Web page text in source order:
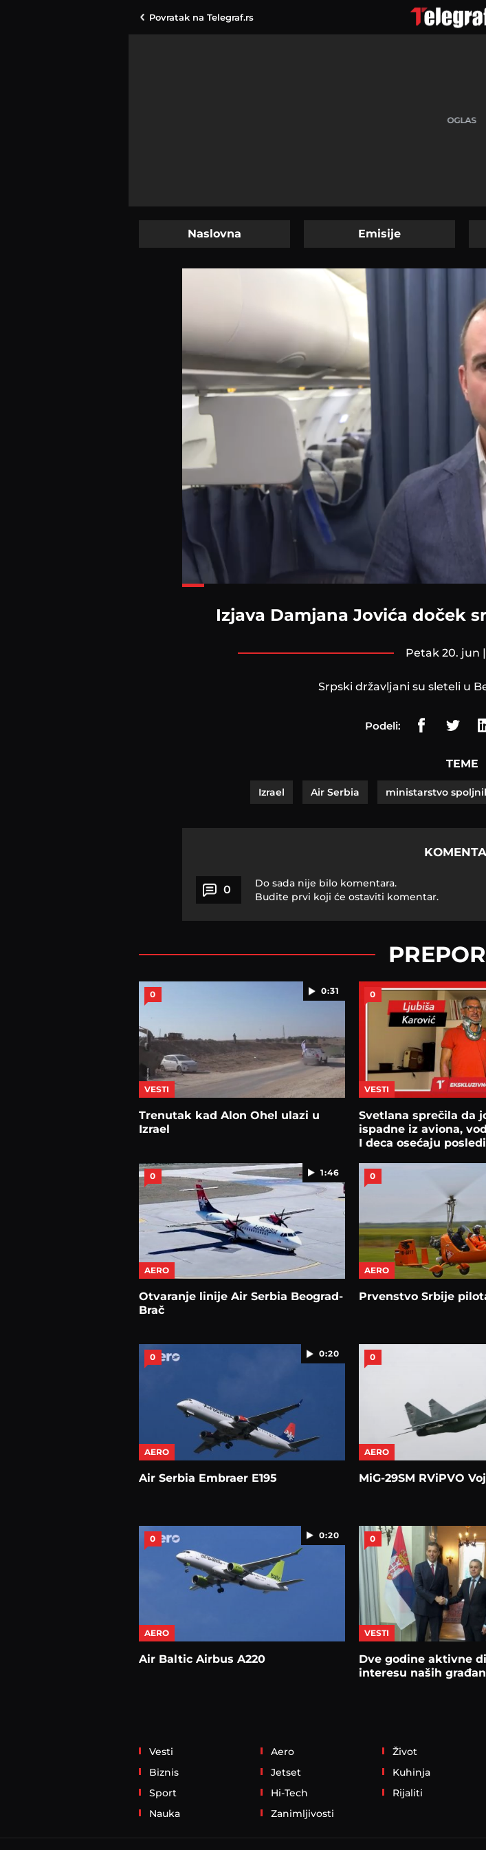
Povratak na Telegraf.rs
Naslovna Emisije
Izjava Damjana Jovića doček
petak 20. jun
Srpski državljani su sleteli u
Podeli:
TEME
Izrael Air Serbia ministarstvo
0
Do sada nije bilo komentara.
Budite prvi koji će ostaviti komentar.
0:31
0
VESTI
Trenutak kad Alon Ohel ulazi u
Izrael
0
VESTI
Svetlana sprečila da
ispadne iz aviona,
I deca osećaju
1:46
0
AERO
Otvaranje linije Air Serbia Beograd-
Brač
0
AERO
Prvenstvo Srbije
0:20
0
AERO
Air Serbia Embraer E195
0
AERO
MiG-29SM RViPVO
0:20
0
AERO
Air Baltic Airbus A220
0
VESTI
Dve godine aktivne
interesu naših
Vesti
Biznis
Sport
Nauka
Aero
Jetset
Hi-Tech
Zanimljivosti
Život
Kuhinja
Rijaliti